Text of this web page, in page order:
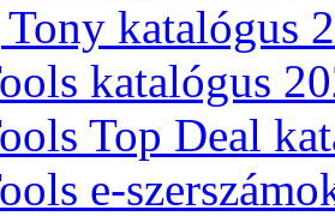
katalógus
katalógus
Top Deal
e-